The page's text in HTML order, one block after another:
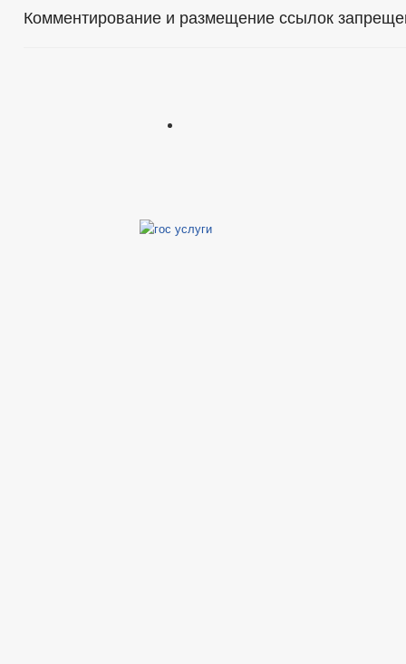
Комментирование и размещение ссылок